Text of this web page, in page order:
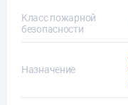
Класс пожарной
безопасности
Назначение